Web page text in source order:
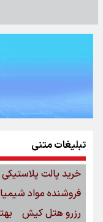
تبلیغات متنی
خرید پالت پلاستیکی
فروشنده مواد
رزرو هتل کیش